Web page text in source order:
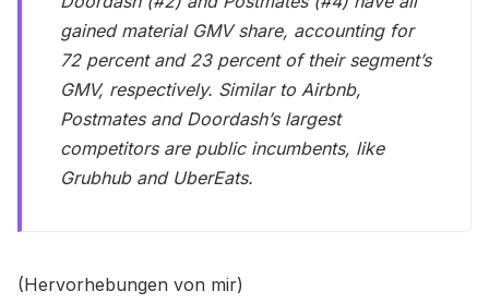
gained material GMV share, accounting for
72 percent and 23 percent of their segment’s
GMV, respectively. Similar to Airbnb,
Postmates and Doordash’s largest
competitors are public incumbents, like
Grubhub and UberEats.
(Hervorhebungen von mir)